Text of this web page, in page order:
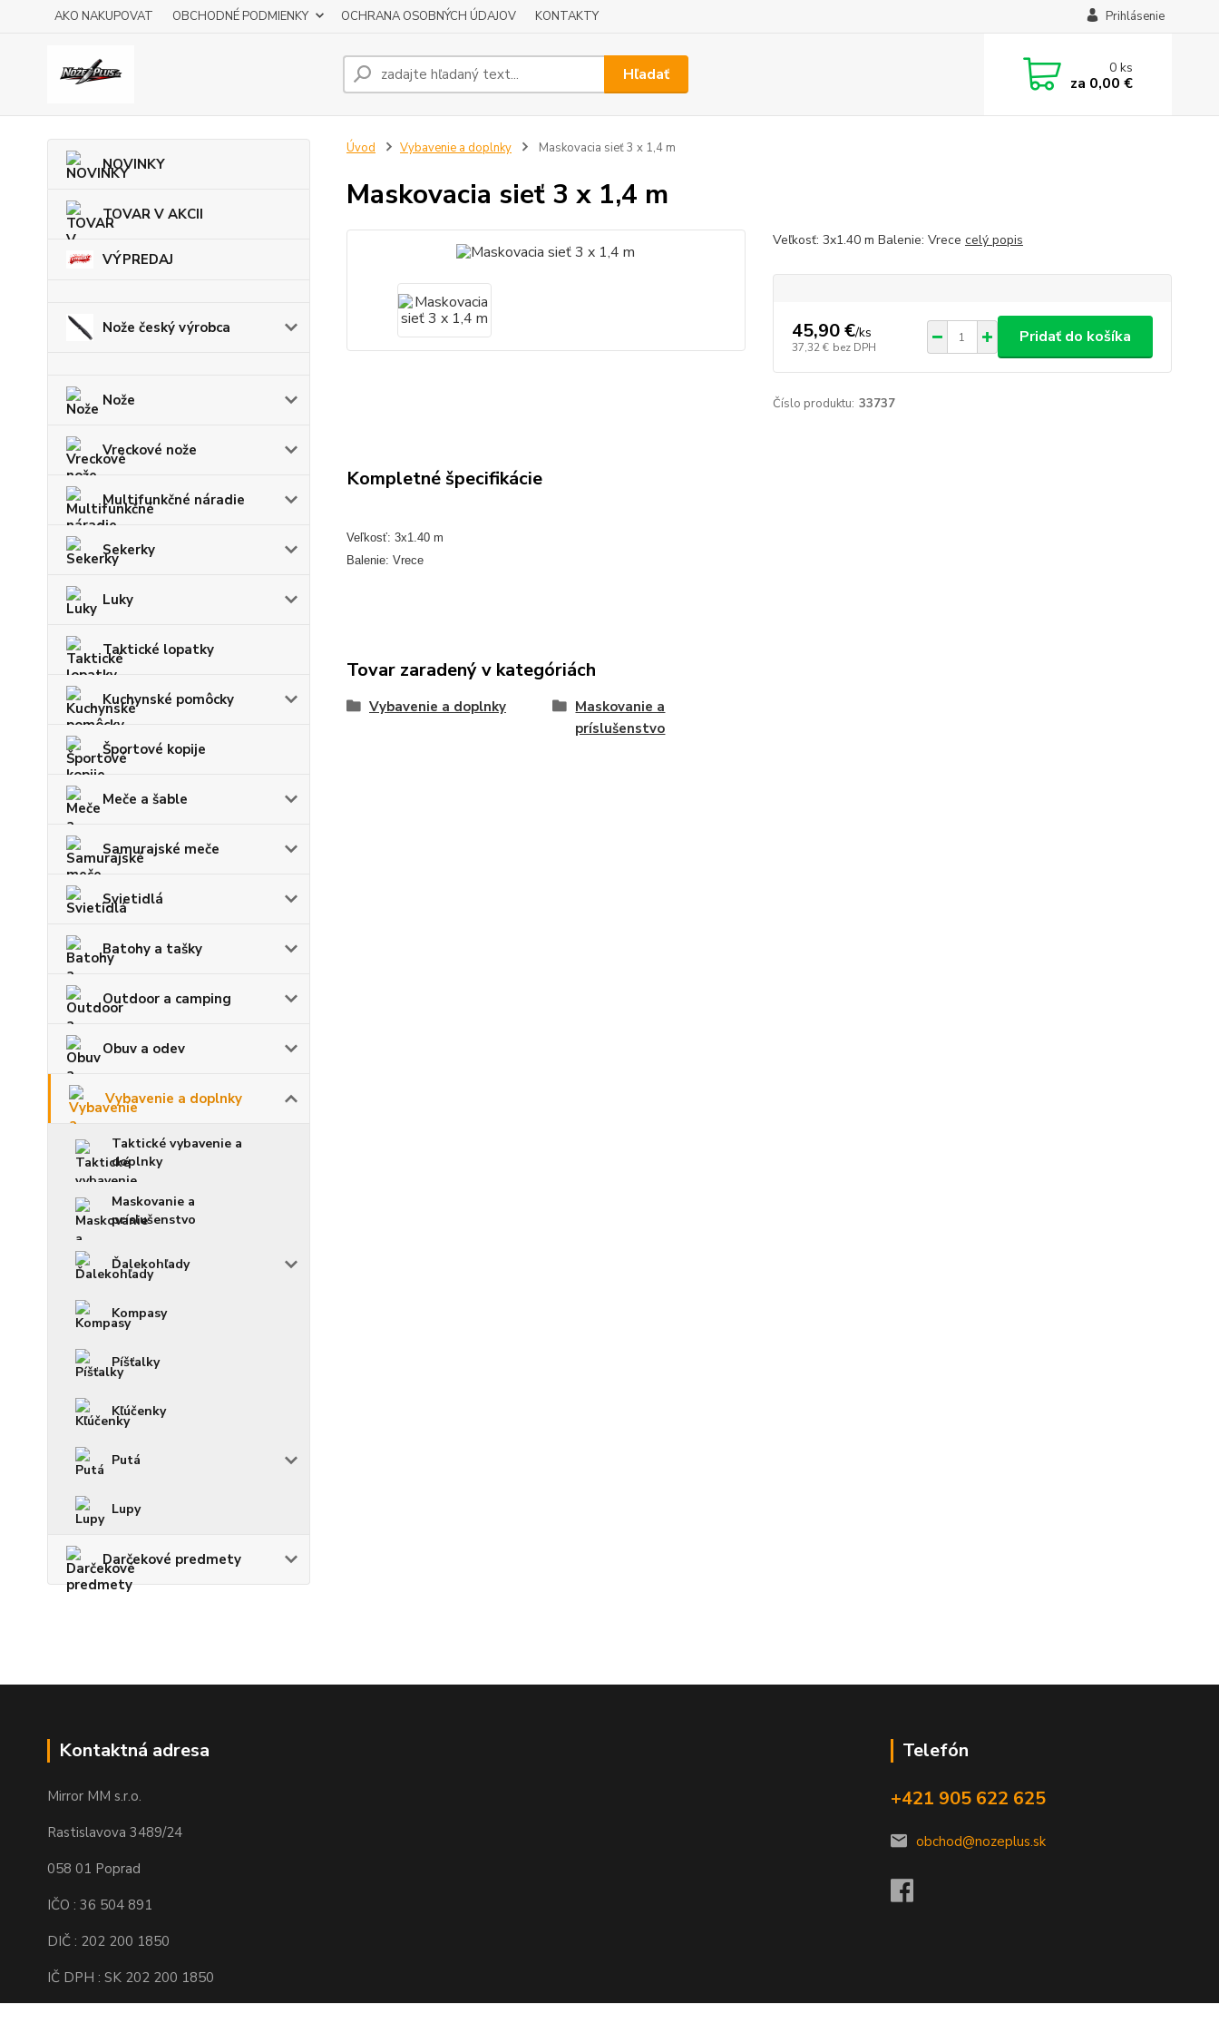
AKO NAKUPOVAT OBCHODNÉ PODMIENKY OCHRANA OSOBNÝCH ÚDAJOV KONTAKTY Prihlásenie
Hľadať 0ks
za 0,00 €
NOVINKY
TOVAR V AKCII
VÝPREDAJ
Nože český výrobca
Nože
Vreckové nože
Multifunkčné náradie
Sekerky
Luky
Taktické lopatky
Kuchynské pomôcky
Športové kopije
Meče a šable
Samurajské meče
Svietidlá
Batohy a tašky
Outdoor a camping
Obuv a odev
Vybavenie a doplnky
Taktické vybavenie a
doplnky
Maskovanie a
príslušenstvo
Ďalekohľady
Kompasy
Píšťalky
Kľúčenky
Putá
Lupy
Darčekové predmety
Úvod Vybavenie a doplnky Maskovacia sieť 3 x 1,4 m
Maskovacia sieť 3 x 1,4 m
Veľkosť: 3x1.40 m Balenie: Vrece celý popis
45,90 €/ks
37,32 € bez DPH
Pridať do košíka
Číslo produktu: 33737
Kompletné špecifikácie
Veľkosť: 3x1.40 m
Balenie: Vrece
Tovar zaradený v kategóriách
Vybavenie a doplnky
Maskovanie a
príslušenstvo
Kontaktná adresa
Mirror MM s.r.o.
Rastislavova 3489/24
058 01 Poprad
IČO : 36 504 891
DIČ : 202 200 1850
IČ DPH : SK 202 200 1850
Telefón
+421 905 622 625
obchod@nozeplus.sk